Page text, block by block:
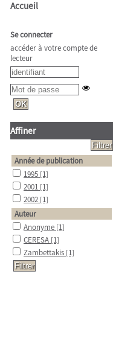
Accueil
Se connecter
accéder à votre compte de
lecteur
Affiner
Année de publication
1995 [1]
2001 [1]
2002 [1]
Auteur
Anonyme [1]
CERESA [1]
Zambettakis [1]